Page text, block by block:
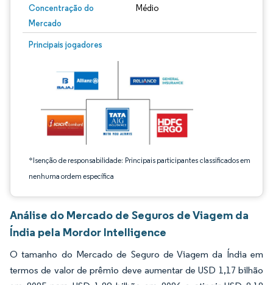
Concentração do
Mercado
Médio
Principais jogadores
*Isenção de responsabilidade: Principais participantes classificados em
nenhuma ordem específica
Imagem © Mordor Intelligence. O reuso requer atribuição conforme CC BY 4.0.
Análise do Mercado de Seguros de Viagem da
Índia pela Mordor Intelligence
O tamanho do Mercado de Seguro de Viagem da Índia em
termos de valor de prêmio deve aumentar de USD 1,17 bilhão